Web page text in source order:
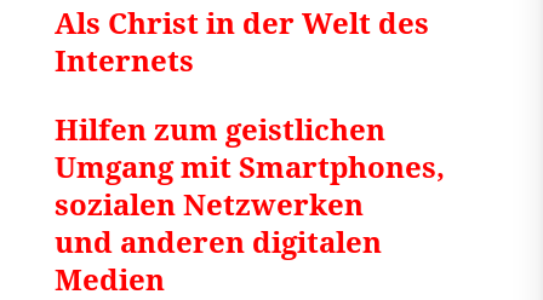
Als Christ in der Welt des
Internets
Hilfen zum geistlichen
Umgang mit Smartphones,
sozialen Netzwerken
und anderen digitalen
Medien